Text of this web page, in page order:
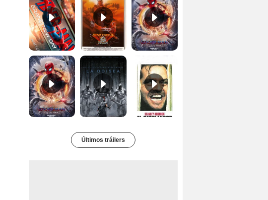
Tráiler 'Spider-Man: No Way Home' La Odisea Tráiler (3) El resplandor Tráiler
Últimos tráilers